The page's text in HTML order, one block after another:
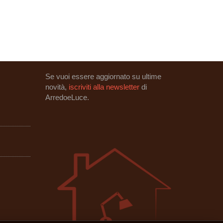
Se vuoi essere aggiornato su ultime
novità, iscriviti alla newsletter di
ArredoeLuce.